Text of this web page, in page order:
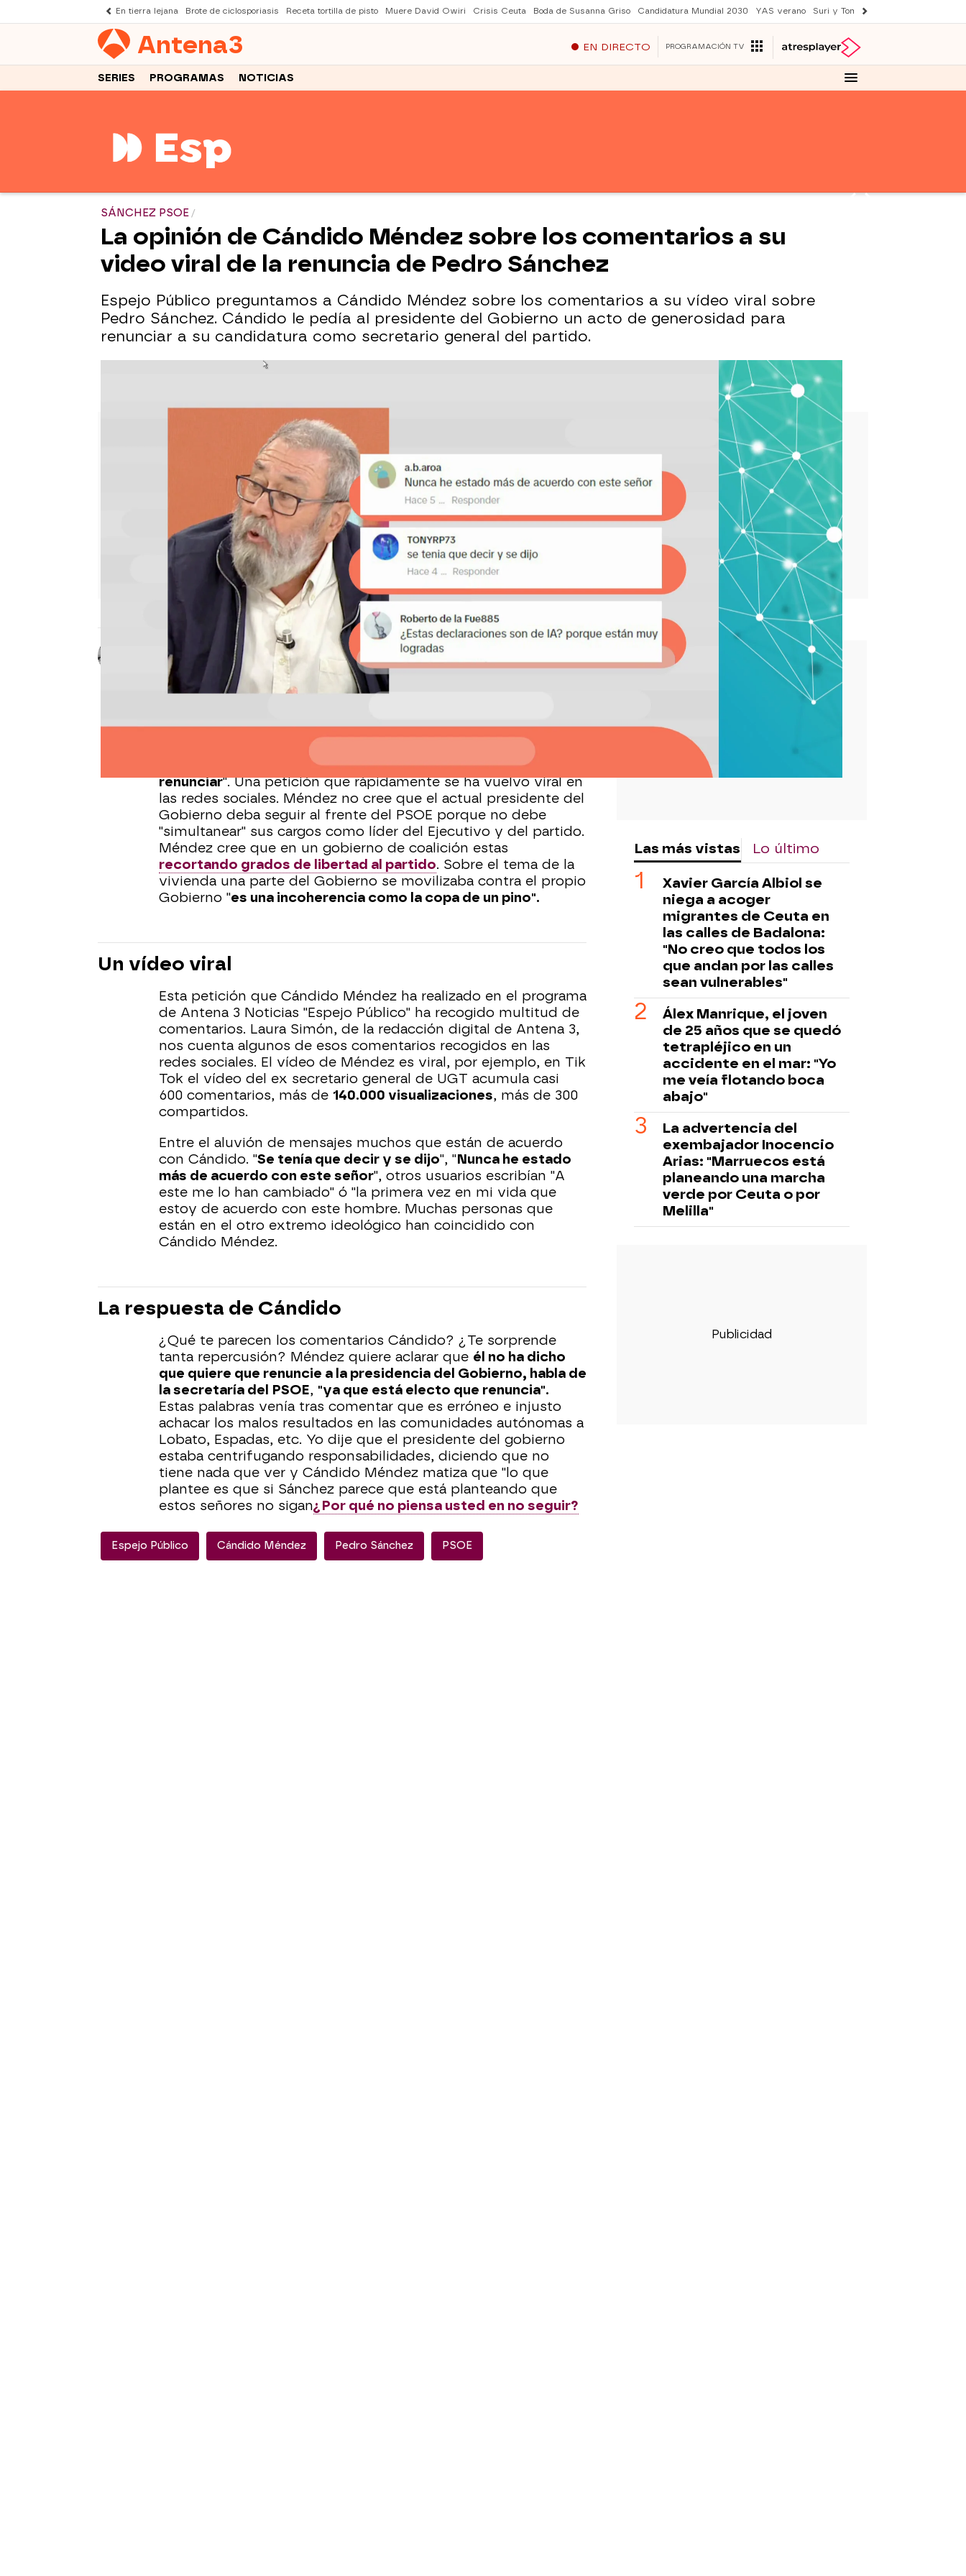
En tierra lejana Brote de ciclosporiasis Receta tortilla de pisto Muere David Owiri Crisis Ceuta Boda de Susanna Griso Candidatura Mundial 2030 YAS verano Suri y Tom Cruise
Antena3 EN DIRECTO PROGRAMACIÓN TV
SERIES PROGRAMAS NOTICIAS
SÁNCHEZ PSOE
La opinión de Cándido Méndez sobre los comentarios a su
video viral de la renuncia de Pedro Sánchez
Espejo Público preguntamos a Cándido Méndez sobre los comentarios a su vídeo viral sobre
Pedro Sánchez. Cándido le pedía al presidente del Gobierno un acto de generosidad para
renunciar a su candidatura como secretario general del partido.
Rodríguez Ibarra propone a Cándido Méndez como nuevo secretario general del PSOE: "Ahora ya está
Ana Estévez
Madrid
Publicado: 24 de octubre de 2024, 12:50
WhatsappFacebook
X Flipboard
secretario general de UGT ha pedido en el programa a Pedro
que no siga al frente del PSOE
. Para Méndez
Debía hacer un acto de generosidad con el partido y
renunciar". Una petición que rápidamente se ha vuelvo viral en
las redes sociales. Méndez no cree que el actual presidente del
Gobierno deba seguir al frente del PSOE porque no debe
"simultanear" sus cargos como líder del Ejecutivo y del partido.
Méndez cree que en un gobierno de coalición estas
recortando grados de libertad al partido. Sobre el tema de la
vivienda una parte del Gobierno se movilizaba contra el propio
Gobierno "es una incoherencia como la copa de un pino".
Un vídeo viral
Esta petición que Cándido Méndez ha realizado en el programa
de Antena 3 Noticias "Espejo Público" ha recogido multitud de
comentarios. Laura Simón, de la redacción digital de Antena 3,
nos cuenta algunos de esos comentarios recogidos en las
redes sociales. El vídeo de Méndez es viral, por ejemplo, en Tik
Tok el vídeo del ex secretario general de UGT acumula casi
600 comentarios, más de 140.000 visualizaciones, más de 300
compartidos.
Entre el aluvión de mensajes muchos que están de acuerdo
con Cándido. "Se tenía que decir y se dijo", "Nunca he estado
más de acuerdo con este señor", otros usuarios escribían "A
este me lo han cambiado" ó "la primera vez en mi vida que
estoy de acuerdo con este hombre. Muchas personas que
están en el otro extremo ideológico han coincidido con
Cándido Méndez.
La respuesta de Cándido
¿Qué te parecen los comentarios Cándido? ¿Te sorprende
tanta repercusión? Méndez quiere aclarar que él no ha dicho
que quiere que renuncie a la presidencia del Gobierno, habla de
la secretaría del PSOE, "ya que está electo que renuncia".
Estas palabras venía tras comentar que es erróneo e injusto
achacar los malos resultados en las comunidades autónomas a
Lobato, Espadas, etc. Yo dije que el presidente del gobierno
estaba centrifugando responsabilidades, diciendo que no
tiene nada que ver y Cándido Méndez matiza que "lo que
plantee es que si Sánchez parece que está planteando que
estos señores no sigan¿Por qué no piensa usted en no seguir?
Espejo Público Cándido Méndez Pedro Sánchez PSOE
Las más vistas Lo último
Xavier García Albiol se
niega a acoger
migrantes de Ceuta en
las calles de Badalona:
"No creo que todos los
que andan por las calles
sean vulnerables"
Álex Manrique, el joven
de 25 años que se quedó
tetrapléjico en un
accidente en el mar: "Yo
me veía flotando boca
abajo"
La advertencia del
exembajador Inocencio
Arias: "Marruecos está
planeando una marcha
verde por Ceuta o por
Melilla"